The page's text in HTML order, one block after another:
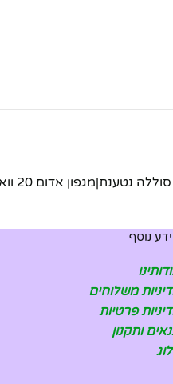
נוסף
משלוחים
פרטיות
ותקנון